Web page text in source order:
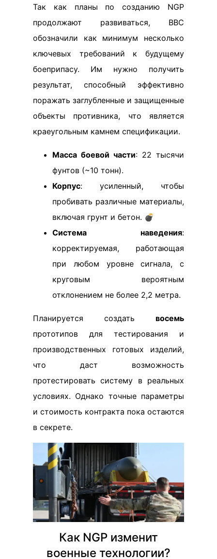
Так как планы по созданию NGP
продолжают развиваться, ВВС
обозначили как минимум несколько
ключевых требований к будущему
боеприпасу. Им нужно получить
результат, способный эффективно
поражать заглубленные и защищенные
объекты противника, что является
краеугольным камнем спецификации.
Масса боевой части: 22 тысячи
фунтов (~10 тонн).
Корпус: усиленный, чтобы
пробивать различные материалы,
включая грунт и бетон. 💣
Система наведения:
корректируемая, работающая
при любом уровне сигнала, с
круговым вероятным
отклонением не более 2,2 метра.
Планируется создать восемь
прототипов для тестирования и
производственных готовых изделий,
что даст возможность
протестировать систему в реальных
условиях. Однако точные параметры
и стоимость контракта пока остаются
в секрете.
Как NGP изменит
военные технологии?